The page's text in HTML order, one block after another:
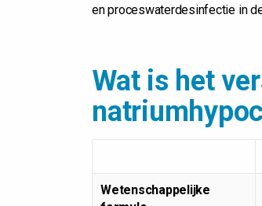
en proceswaterdesinfectie in
Wat is het
Wetenschappelijke